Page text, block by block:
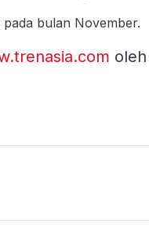
bulan November.